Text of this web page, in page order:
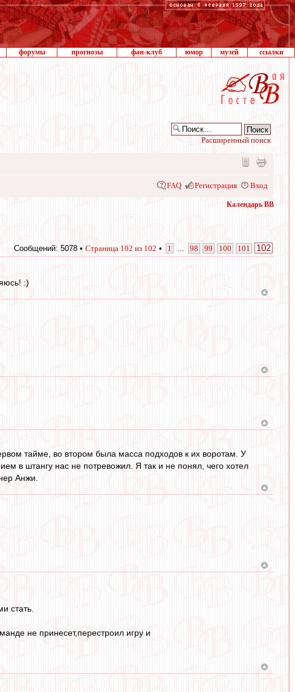
форумы прогнозы фан-клуб юмор музей ссылки
Расширенный поиск
FAQ Регистрация Вход
Календарь ВВ
Сообщений: 5078 • Страница 102 из 102 • 1 98 99 100 101 102
:)
тайме, во втором была масса подходов к их воротам. У
в штангу нас не потревожил. Я так и не понял, чего хотел
Анжи.
стать.
не принесет,перестроил игру и